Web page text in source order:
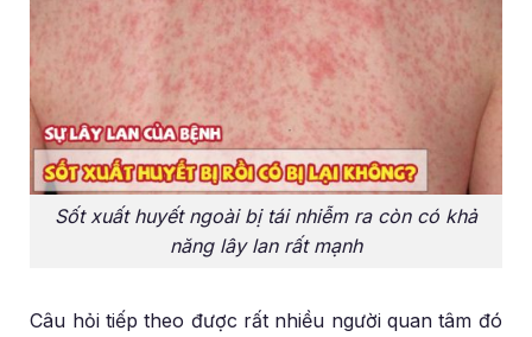
Sốt xuất huyết ngoài bị tái nhiễm ra còn có khả
năng lây lan rất mạnh
Câu hỏi tiếp theo được rất nhiều người quan tâm đó